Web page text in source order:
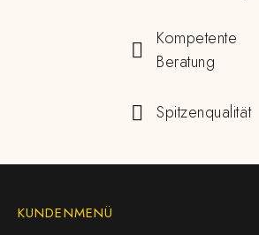
Kompetente
Beratung
Spitzenqualität
KUNDENMENÜ